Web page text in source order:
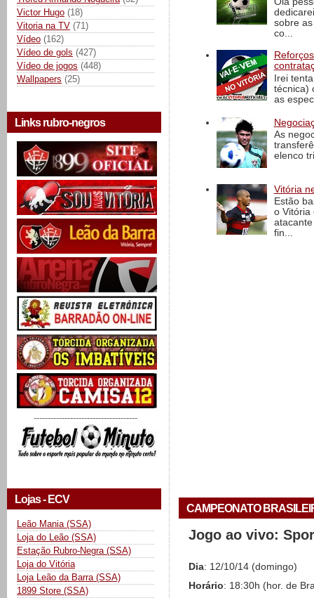
Victor Hugo (18)
Vitoria na TV (71)
Vídeo (162)
Vídeo de gols (427)
Vídeo de jogos (448)
Wallpapers (25)
Links rubro-negros
-------------------------------------
Lojas - ECV
Leão Mania (SSA)
Loja do Leão (SSA)
Estação Rubro-Negra (SSA)
Loja do Vitória
Loja Leão da Barra (SSA)
1899 Store (SSA)
sobre
co...
Irei
técnica)
as
As
elenco
Vitória
Estão
o Vitória
fin...
CAMPEONATO
Jogo ao vivo:
Dia: 12/10/14 (domingo)
Horário: 18:30h (hor. de